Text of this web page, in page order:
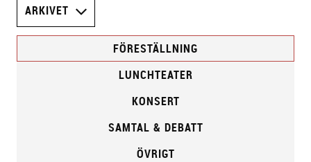
ARKIVET
FÖRESTÄLLNING
LUNCHTEATER
KONSERT
SAMTAL & DEBATT
ÖVRIGT